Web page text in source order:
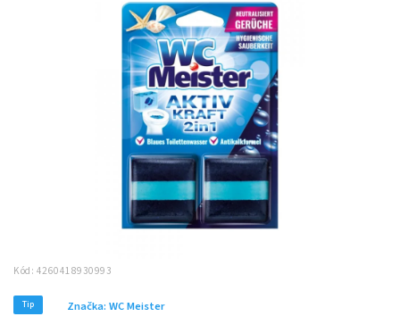
Kód: 4260418930993
Tip Značka: WC Meister